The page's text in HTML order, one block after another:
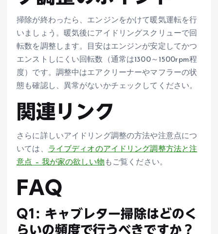
掃除が終わったら、エンジンをかけて暖気運転を行
いましょう。暖気後にアイドリングスクリューで回
転数を調整します。目安はエンジンが安定してかつ
エンストしにくい回転数（通常は1300～1500rpm程
度）です。調整中はエアクリーナーやマフラーの状
態も確認し、異常がないかチェックしてください。
関連リンク
さらに詳しいアイドリング調整の方法や注意点につ
いては、 ライブディオのアイドリング調整方法と注
意点 – 我が家の欲しい物 もご覧ください。
FAQ
Q1: キャブレター掃除はどのく
らいの頻度で行うべきですか？